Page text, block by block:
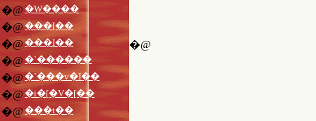
�@ �W����
�@���[��
�@���I��
�@ �`������
�@ �`���v�I��
�@ �i�[�V�[��
�@���t��
�@